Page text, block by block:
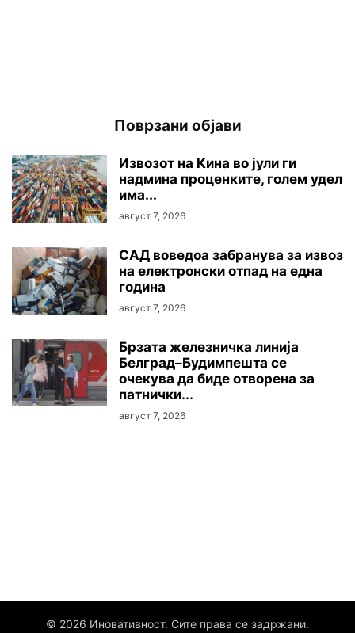
Поврзани објави
Извозот на Кина во јули ги
надмина проценките, голем удел
има...
август 7, 2026
САД воведоа забранува за извоз
на електронски отпад на една
година
август 7, 2026
Брзата железничка линија
Белград–Будимпешта се
очекува да биде отворена за
патнички...
август 7, 2026
© 2026 Иновативност. Сите права се задржани.